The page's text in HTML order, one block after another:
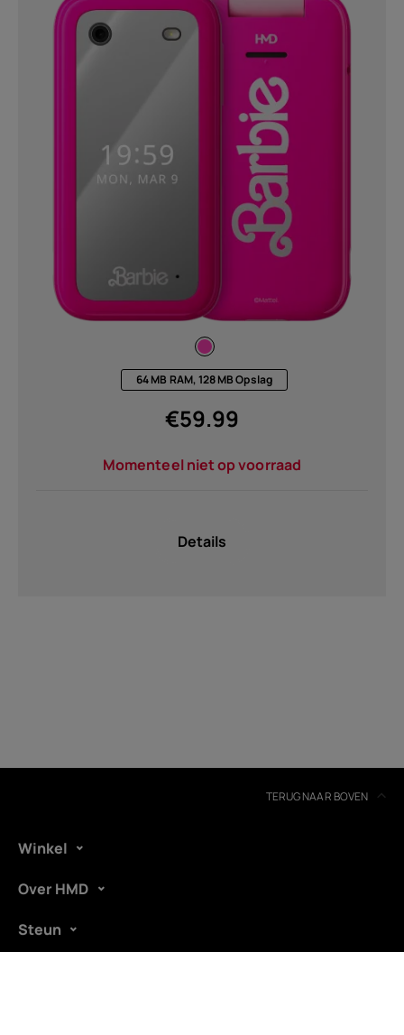
64 MB RAM, 128 MB Opslag
€59.99
Momenteel niet op voorraad
Details
TERUG NAAR BOVEN
Winkel
Over HMD
Steun